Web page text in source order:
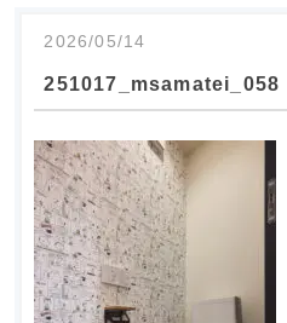
251017_msamatei_058
2026/05/14